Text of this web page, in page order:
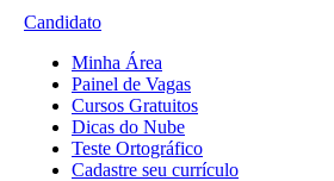
Candidato
Minha Área
Painel de Vagas
Cursos Gratuitos
Dicas do Nube
Teste Ortográfico
Cadastre seu currículo